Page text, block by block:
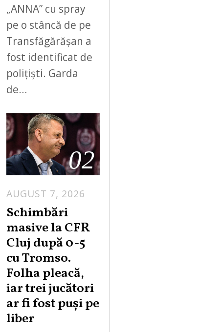
„ANNA” cu spray
pe o stâncă de pe
Transfăgărășan a
fost identificat de
polițiști. Garda
de…
02
AUGUST 7, 2026
Schimbări
masive la CFR
Cluj după 0-5
cu Tromso.
Folha pleacă,
iar trei jucători
ar fi fost puși pe
liber